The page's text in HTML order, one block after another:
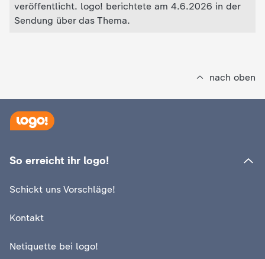
veröffentlicht. logo! berichtete am 4.6.2026 in der
Sendung über das Thema.
nach oben
So erreicht ihr logo!
Schickt uns Vorschläge!
Kontakt
Netiquette bei logo!